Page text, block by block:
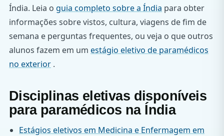
Índia. Leia o guia completo sobre a Índia para obter
informações sobre vistos, cultura, viagens de fim de
semana e perguntas frequentes, ou veja o que outros
alunos fazem em um estágio eletivo de paramédicos
no exterior .
Disciplinas eletivas disponíveis
para paramédicos na Índia
Estágios eletivos em Medicina e Enfermagem em